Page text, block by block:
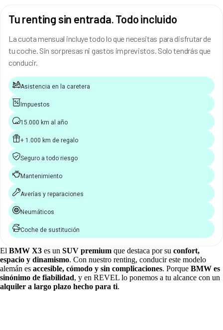
Tu renting sin entrada. Todo incluido
La cuota mensual incluye todo lo que necesitas para disfrutar de
tu coche. Sin sorpresas ni gastos imprevistos. Solo tendrás que
conducir.
Asistencia en la caretera
Impuestos
15.000 km al año
+ 1.000 km de regalo
Seguro a todo riesgo
Mantenimiento
Averías y reparaciones
Neumáticos
Coche de sustitución
El BMW X3 es un SUV premium que destaca por su confort,
espacio y dinamismo. Con nuestro renting, conducir este modelo
alemán es accesible, cómodo y sin complicaciones. Porque BMW es
sinónimo de fiabilidad, y en REVEL lo ponemos a tu alcance con un
alquiler a largo plazo hecho para ti.